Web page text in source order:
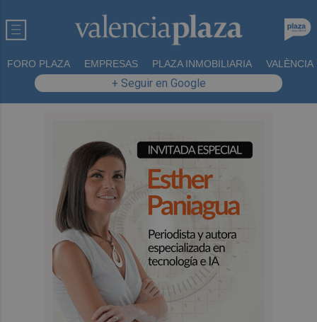
FORO PLAZA EMPRESAS PLAZA INMOBILIARIA VALÈNCIA
+ Seguir en Google